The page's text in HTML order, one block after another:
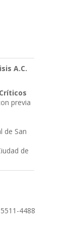
A.C.
previa
de San
de
4488